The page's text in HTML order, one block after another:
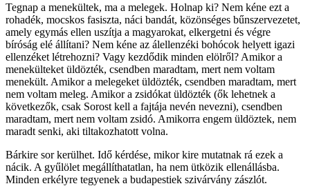
Tegnap a menekültek, ma a melegek. Holnap ki? Nem kéne ezt a
rohadék, mocskos fasiszta, náci bandát, közönséges bűnszervezetet,
amely egymás ellen uszítja a magyarokat, elkergetni és végre
bíróság elé állítani? Nem kéne az álellenzéki bohócok helyett igazi
ellenzéket létrehozni? Vagy kezdődik minden elölről? Amikor a
menekülteket üldözték, csendben maradtam, mert nem voltam
menekült. Amikor a melegeket üldözték, csendben maradtam, mert
nem voltam meleg. Amikor a zsidókat üldözték (ők lehetnek a
következők, csak Sorost kell a fajtája nevén nevezni), csendben
maradtam, mert nem voltam zsidó. Amikorra engem üldöztek, nem
maradt senki, aki tiltakozhatott volna.
Bárkire sor kerülhet. Idő kérdése, mikor kire mutatnak rá ezek a
nácik. A gyűlölet megállíthatatlan, ha nem ütközik ellenállásba.
Minden erkélyre tegyenek a budapestiek szivárvány zászlót.